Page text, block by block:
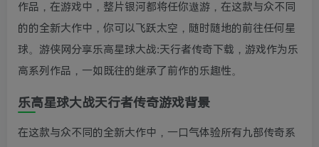
作品，在游戏中，整片银河都将任你遨游，在这款与众不同
的的全新大作中，你可以飞跃太空，随时随地的前往任何星
球。游侠网分享乐高星球大战:天行者传奇下载，游戏作为乐
高系列作品，一如既往的继承了前作的乐趣性。
乐高星球大战天行者传奇游戏背景
在这款与众不同的全新大作中，一口气体验所有九部传奇系